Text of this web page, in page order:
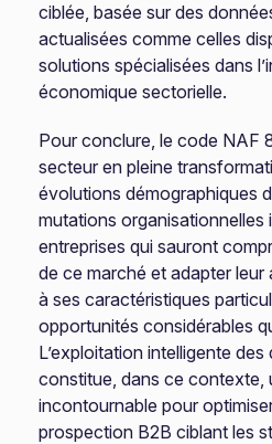
ciblée, basée sur des
actualisées comme celles
solutions spécialisées dans
économique sectorielle.
Pour conclure, le code NAF
secteur en pleine
évolutions démographiques
mutations organisationnelles
entreprises qui sauront
de ce marché et adapter
à ses caractéristiques
opportunités considérables
L’exploitation intelligente
constitue, dans ce contexte,
incontournable pour
prospection B2B ciblant les